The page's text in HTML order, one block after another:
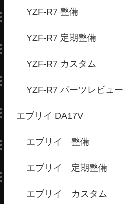
YZF-R7 整備
YZF-R7 定期整備
YZF-R7 カスタム
YZF-R7 パーツレビュー
エブリイ DA17V
エブリイ 整備
エブリイ 定期整備
エブリイ カスタム